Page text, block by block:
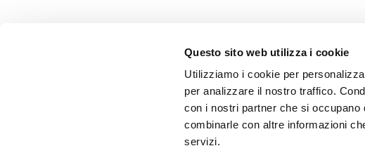
Questo sito web utilizza i cookie
Utilizziamo i cookie per
per analizzare il nostro traffico.
con i nostri partner che si occupano
combinarle con altre informazioni
servizi.